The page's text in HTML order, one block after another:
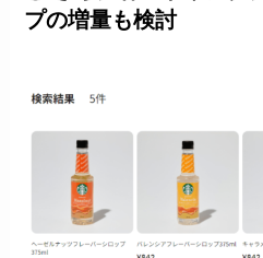
プの増量も検討